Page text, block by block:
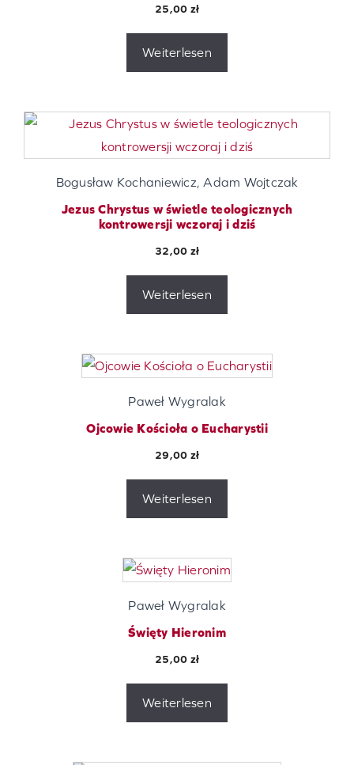
25,00 zł
Weiterlesen
Bogusław Kochaniewicz, Adam Wojtczak
Jezus Chrystus w świetle teologicznych
kontrowersji wczoraj i dziś
32,00 zł
Weiterlesen
Paweł Wygralak
Ojcowie Kościoła o Eucharystii
29,00 zł
Weiterlesen
Paweł Wygralak
Święty Hieronim
25,00 zł
Weiterlesen